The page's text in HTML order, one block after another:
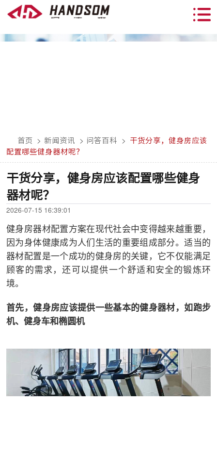
首页 > 新闻资讯 > 问答百科 >
干货分享，健身房应该
配置哪些健身器材呢？
干货分享，健身房应该配置哪些健身
器材呢？
2026-07-15 16:39:01
健身房器材配置方案在现代社会中变得越来越重要，
因为身体健康成为人们生活的重要组成部分。适当的
器材配置是一个成功的健身房的关键，它不仅能满足
顾客的需求，还可以提供一个舒适和安全的锻炼环
境。
首先，健身房应该提供一些基本的健身器材，如跑步
机、健身车和椭圆机